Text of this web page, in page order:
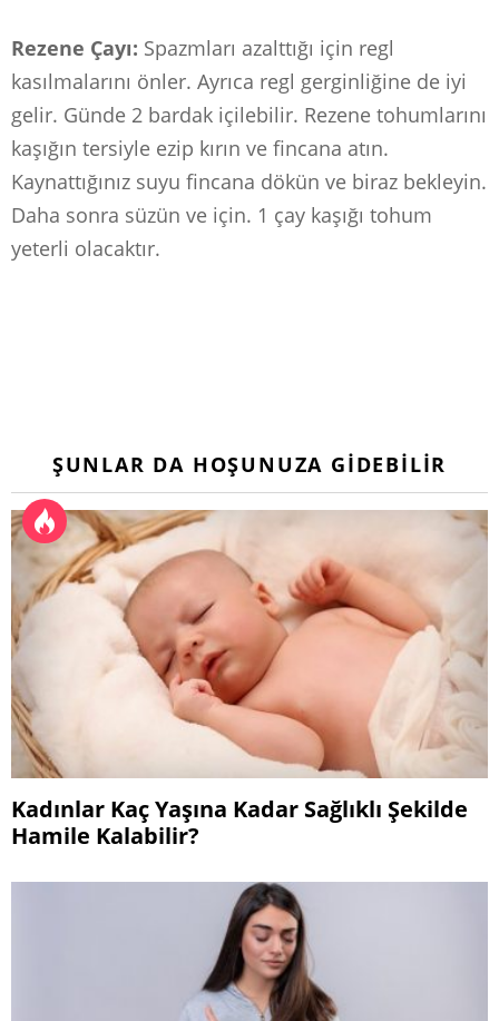
Rezene Çayı: Spazmları azalttığı için regl
kasılmalarını önler. Ayrıca regl gerginliğine de iyi
gelir. Günde 2 bardak içilebilir. Rezene tohumlarını
kaşığın tersiyle ezip kırın ve fincana atın.
Kaynattığınız suyu fincana dökün ve biraz bekleyin.
Daha sonra süzün ve için. 1 çay kaşığı tohum
yeterli olacaktır.
ŞUNLAR DA HOŞUNUZA GIDEBILIR
Kadınlar Kaç Yaşına Kadar Sağlıklı Şekilde
Hamile Kalabilir?